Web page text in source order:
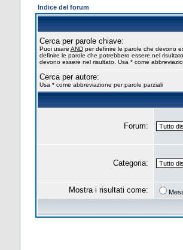
Indice del forum
Cerca per parole chiave:
Puoi usare ANDper definire le parole che devono
definire le parole che potrebbero essere nel
devono essere nel risultato. Usa * come
Cerca per autore:
Usa * come abbreviazione per parole parziali
Forum:
Categoria:
Mostra i risultati come: